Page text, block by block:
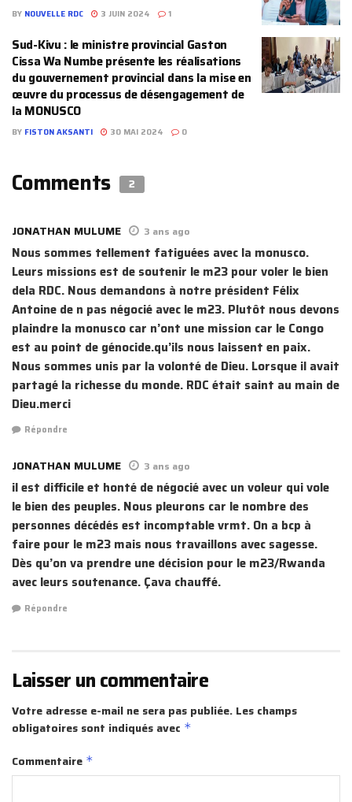
BY NOUVELLE RDC 3 JUIN 2024 1
Sud-Kivu : le ministre provincial Gaston
Cissa Wa Numbe présente les réalisations
du gouvernement provincial dans la mise en
œuvre du processus de désengagement de
la MONUSCO
BY FISTON AKSANTI 30 MAI 2024 0
Comments 2
JONATHAN MULUME 3 ans ago
Nous sommes tellement fatiguées avec la monusco.
Leurs missions est de soutenir le m23 pour voler le bien
dela RDC. Nous demandons à notre président Félix
Antoine de n pas négocié avec le m23. Plutôt nous devons
plaindre la monusco car n’ont une mission car le Congo
est au point de génocide.qu’ils nous laissent en paix.
Nous sommes unis par la volonté de Dieu. Lorsque il avait
partagé la richesse du monde. RDC était saint au main de
Dieu.merci
Répondre
JONATHAN MULUME 3 ans ago
il est difficile et honté de négocié avec un voleur qui vole
le bien des peuples. Nous pleurons car le nombre des
personnes décédés est incomptable vrmt. On a bcp à
faire pour le m23 mais nous travaillons avec sagesse.
Dès qu’on va prendre une décision pour le m23/Rwanda
avec leurs soutenance. Çava chauffé.
Répondre
Laisser un commentaire
Votre adresse e-mail ne sera pas publiée. Les champs
obligatoires sont indiqués avec *
Commentaire *